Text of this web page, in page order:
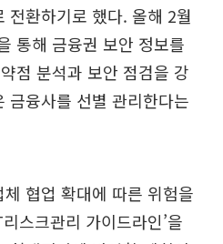
전환하기로 했다. 올해 2월
통해 금융권 보안 정보를
점 분석과 보안 점검을 강
금융사를 선별 관리한다는
협업 확대에 따른 위험을
스크관리 가이드라인’을